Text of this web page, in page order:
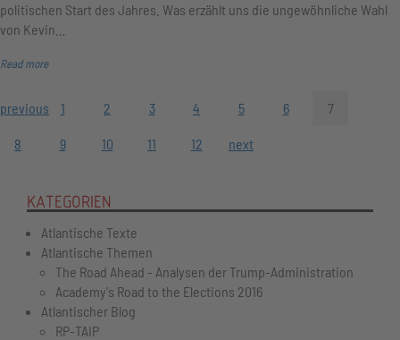
politischen Start des Jahres. Was erzählt uns die ungewöhnliche Wahl
von Kevin…
Read more
previous 1 2 3 4 5 6 7
8 9 10 11 12 next
KATEGORIEN
Atlantische Texte
Atlantische Themen
The Road Ahead - Analysen der Trump-Administration
Academy's Road to the Elections 2016
Atlantischer Blog
RP-TAIP